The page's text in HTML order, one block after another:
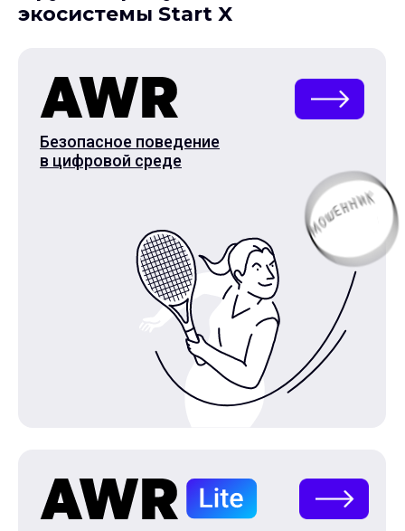
Безопасное поведение
в цифровой среде
экосистемы Start X